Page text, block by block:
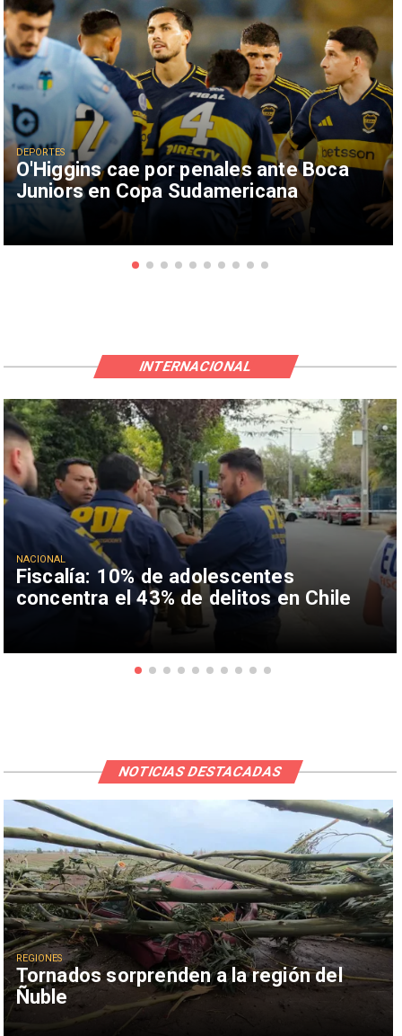
O'Higgins cae por penales ante Boca
Juniors en Copa Sudamericana
DEPORTES
Fiscalía: 10% de adolescentes
concentra el 43% de delitos en Chile
NACIONAL
INTERNACIONAL
Tornados sorprenden a la región del
Ñuble
REGIONES
NOTICIAS DESTACADAS